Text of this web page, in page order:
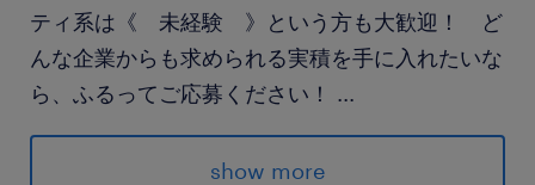
ティ系は《 未経験 》という方も大歓迎！ ど
んな企業からも求められる実積を手に入れたいな
ら、ふるってご応募ください！ ...
show more